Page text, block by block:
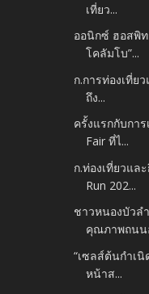
เที่ยว...
ออนิกซ์ ฮอสพิท
โคลัมโบ”...
ก.การท่องเที่ย
ถึง...
ครั้งแรกกับการ
Fair ที่ไ...
ก.ท่องเที่ยวแล
Run 202...
ชาวหนองบัวล
คุณภาพถนน
“เซลส์ต้นกำเ
หน้าส...